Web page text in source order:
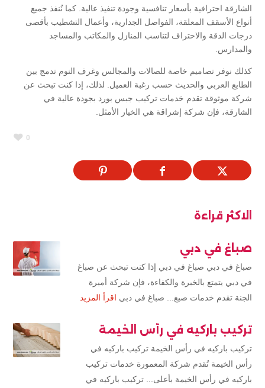
الشارقة احترافية بأسعار تنافسية وجودة تنفيذ عالية. كما نُنفذ جميع
أنواع الأسقف المعلقة، الفواصل الجدارية، وأعمال التشطيب بأقصى
درجات الدقة والاحتراف لتناسب المنازل والمكاتب والمساجد
والمدارس.
كذلك نوفر تصاميم خاصة للصالات والمجالس وغرف النوم تدمج بين
الطابع العربي والحديث حسب رغبة العميل. لذلك، إذا كنت تبحث عن
شركة موثوقة تقدم خدمات تركيب جبس بورد بجودة عالية في
الشارقة، فإن شركة إشراقة هي الخيار الأمثل.
0
الاكثر قراءة
صباغ في دبي
صباغ في دبي صباغ في دبي إذا كنت تبحث عن صباغ
في دبي يتمتع بالخبرة والكفاءة، فإن شركة أميرة
الجنة تقدم خدمات صبغ... صباغ في دبي اقرأ المزيد
تركيب باركيه في رأس الخيمة
تركيب باركيه في رأس الخيمة تركيب باركيه في
رأس الخيمة تُقدم شركة المعمورة خدمات تركيب
باركيه في رأس الخيمة بأعلى... تركيب باركيه في